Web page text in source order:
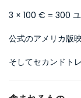
3 × 100 € = 300
公式のアメリカ版
そしてセカンドト